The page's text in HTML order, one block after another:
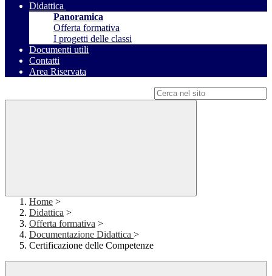
Didattica
Panoramica
Offerta formativa
I progetti delle classi
Documenti utili
Contatti
Area Riservata
Home >
Didattica >
Offerta formativa >
Documentazione Didattica >
Certificazione delle Competenze